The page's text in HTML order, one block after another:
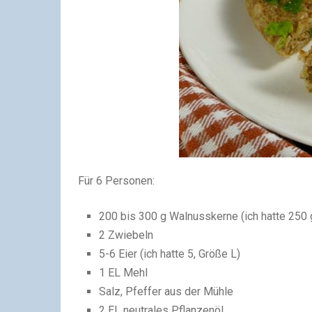
Für 6 Personen:
200 bis 300 g Walnusskerne (ich hatte 250
2 Zwiebeln
5-6 Eier (ich hatte 5, Größe L)
1 EL Mehl
Salz, Pfeffer aus der Mühle